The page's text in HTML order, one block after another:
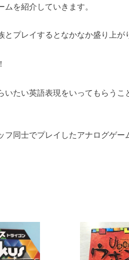
を紹介していきます。
プレイするとなかなか盛り上が
たい英語表現をいってもらうこ
同士でプレイしたアナログゲー